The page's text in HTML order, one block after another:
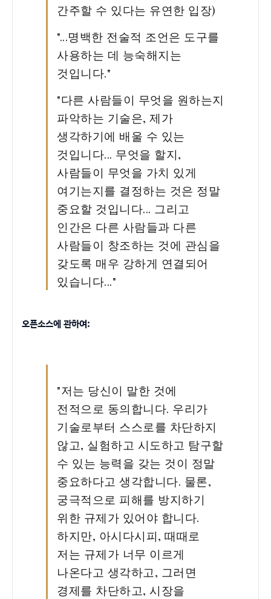
간주할 수 있다는 유연한 입장)
"...명백한 전술적 조언은 도구를
사용하는 데 능숙해지는
것입니다."
"다른 사람들이 무엇을 원하는지
파악하는 기술은, 제가
생각하기에 배울 수 있는
것입니다... 무엇을 할지,
사람들이 무엇을 가치 있게
여기는지를 결정하는 것은 정말
중요할 것입니다... 그리고
인간은 다른 사람들과 다른
사람들이 창조하는 것에 관심을
갖도록 매우 강하게 연결되어
있습니다..."
오픈소스에 관하여:
"저는 당신이 말한 것에
전적으로 동의합니다. 우리가
기술로부터 스스로를 차단하지
않고, 실험하고 시도하고 탐구할
수 있는 능력을 갖는 것이 정말
중요하다고 생각합니다. 물론,
궁극적으로 피해를 방지하기
위한 규제가 있어야 합니다.
하지만, 아시다시피, 때때로
저는 규제가 너무 이르게
나온다고 생각하고, 그러면
경제를 차단하고, 시장을